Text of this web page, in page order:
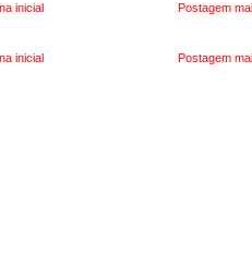
Postagem
inicial
Postagem
inicial